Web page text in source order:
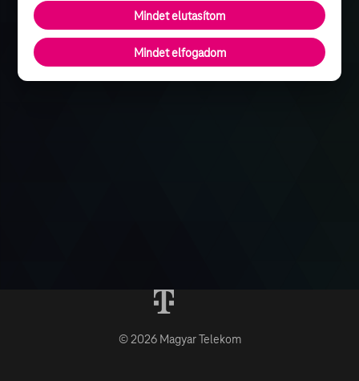
© 2026 Magyar Telekom
Mindet elutasítom
Mindet elfogadom